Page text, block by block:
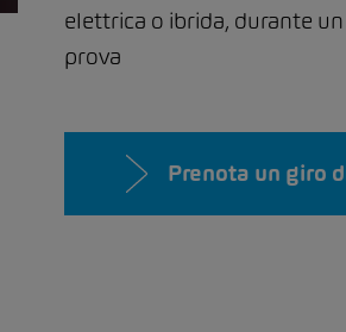
elettrica o ibrida, durante
prova
Prenota un giro